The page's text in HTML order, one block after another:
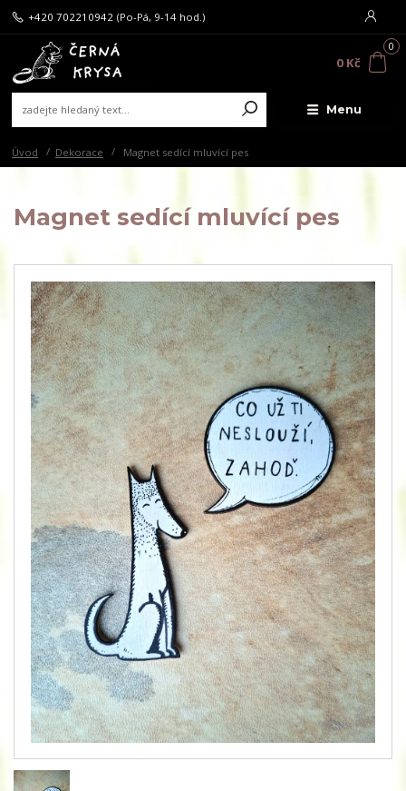
Menu
+420 702210942 (Po-Pá, 9-14 hod.)
0
0 Kč
Úvod Dekorace Magnet sedící mluvící pes
Magnet sedící mluvící pes